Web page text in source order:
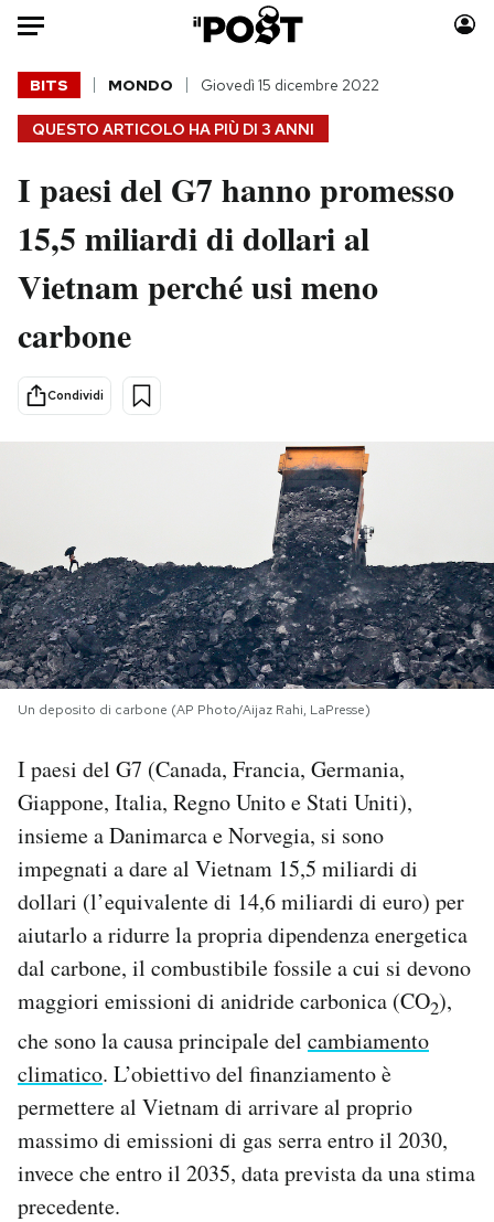
Auto
HOME
Italia
Politica
Tecnologia
Scienza
Cultura
Economia
Sport
Moda
Consumismi
Storie/Idee
Mondiali calcio 2026
NEWSLETTER
I MIEI PREFERITI
CALENDARIO
AREA PERSONALE
Area Personale
Newsletter
Notifiche mobile
Regala il Post
Hai bisogno di aiuto?
QUESTO ARTICOLO HA PIÙ DI 3 ANNI
BITS MONDO Giovedì 15 dicembre 2022
I paesi del G7 hanno promesso
15,5 miliardi di dollari al
Vietnam perché usi meno
carbone
Condividi
Un deposito di carbone (AP Photo/Aijaz Rahi, LaPresse)
I paesi del G7 (Canada, Francia, Germania,
Giappone, Italia, Regno Unito e Stati Uniti),
insieme a Danimarca e Norvegia, si sono
impegnati a dare al Vietnam 15,5 miliardi di
dollari (l’equivalente di 14,6 miliardi di euro) per
aiutarlo a ridurre la propria dipendenza energetica
dal carbone, il combustibile fossile a cui si devono
maggiori emissioni di anidride carbonica (CO2),
che sono la causa principale del cambiamento
climatico. L’obiettivo del finanziamento è
permettere al Vietnam di arrivare al proprio
massimo di emissioni di gas serra entro il 2030,
invece che entro il 2035, data prevista da una stima
precedente.